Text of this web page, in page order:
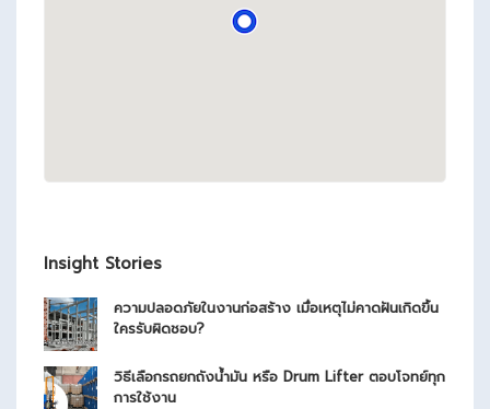
Insight Stories
ความปลอดภัยในงานก่อสร้าง เมื่อเหตุไม่คาดฝันเกิดขึ้น
ใครรับผิดชอบ?
วิธีเลือกรถยกถังน้ำมัน หรือ Drum Lifter ตอบโจทย์ทุก
การใช้งาน